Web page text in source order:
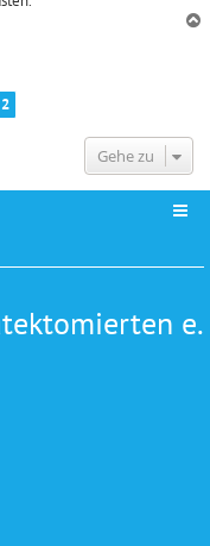
2
Gehe zu
e.